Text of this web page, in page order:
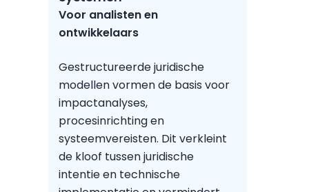
Voor analisten en
ontwikkelaars
Gestructureerde juridische
modellen vormen de basis voor
impactanalyses,
procesinrichting en
systeemvereisten. Dit verkleint
de kloof tussen juridische
intentie en technische